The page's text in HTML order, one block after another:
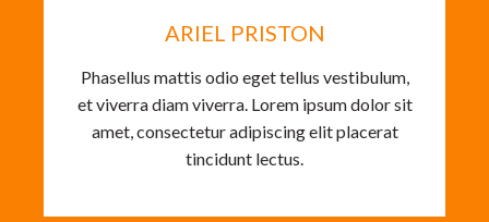
ARIEL PRISTON
Phasellus mattis odio eget tellus vestibulum,
et viverra diam viverra. Lorem ipsum dolor sit
amet, consectetur adipiscing elit placerat
tincidunt lectus.